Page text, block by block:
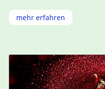
mehr erfahren